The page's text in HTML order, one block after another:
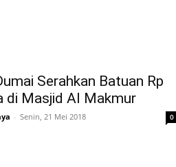
Serahkan Batuan Rp
di Masjid Al Makmur
- Senin, 21 Mei 2018 0